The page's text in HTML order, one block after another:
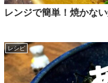
レンジで簡単！焼かな
レシピ